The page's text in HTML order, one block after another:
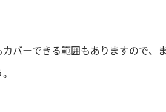
バーできる範囲もありますので、